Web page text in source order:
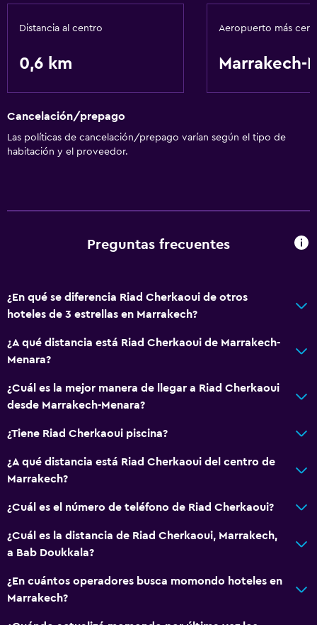
Distancia al centro
0,6 km
Aeropuerto más
Marrakech-
Cancelación/prepago
Las políticas de cancelación/prepago varían según el tipo de
habitación y el proveedor.
Preguntas frecuentes
¿En qué se diferencia Riad Cherkaoui de otros
hoteles de 3 estrellas en Marrakech?
¿A qué distancia está Riad Cherkaoui de Marrakech-
Menara?
¿Cuál es la mejor manera de llegar a Riad Cherkaoui
desde Marrakech-Menara?
¿Tiene Riad Cherkaoui piscina?
¿A qué distancia está Riad Cherkaoui del centro de
Marrakech?
¿Cuál es el número de teléfono de Riad Cherkaoui?
¿Cuál es la distancia de Riad Cherkaoui, Marrakech,
a Bab Doukkala?
¿En cuántos operadores busca momondo hoteles en
Marrakech?